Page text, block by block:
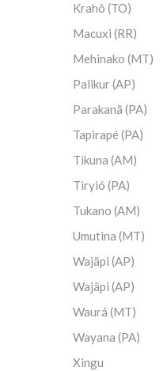
Krahô (TO)
Macuxi (RR)
Mehinako (MT)
Palikur (AP)
Parakanã (PA)
Tapirapé (PA)
Tikuna (AM)
Tiryió (PA)
Tukano (AM)
Umutina (MT)
Wajãpi (AP)
Wajâpi (AP)
Waurá (MT)
Wayana (PA)
Xingu